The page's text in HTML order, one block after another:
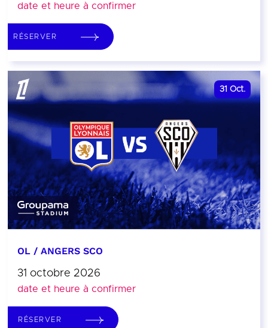
date et heure à confirmer
RÉSERVER
31 Oct.
OL / ANGERS SCO
31 octobre 2026
date et heure à confirmer
RÉSERVER